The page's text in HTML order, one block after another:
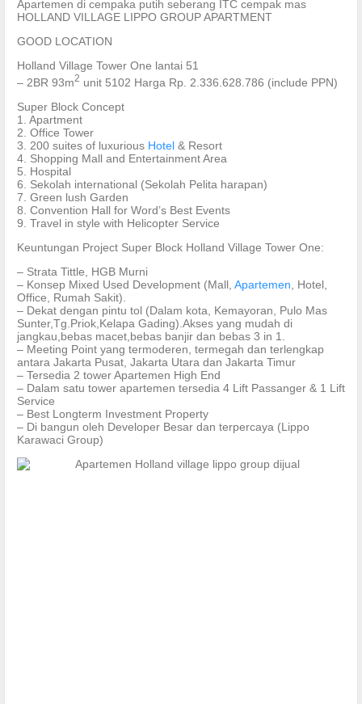
Apartemen di cempaka putih seberang ITC cempak mas
HOLLAND VILLAGE LIPPO GROUP APARTMENT
GOOD LOCATION
Holland Village Tower One lantai 51
– 2BR 93m2 unit 5102 Harga Rp. 2.336.628.786 (include PPN)
Super Block Concept
1. Apartment
2. Office Tower
3. 200 suites of luxurious Hotel & Resort
4. Shopping Mall and Entertainment Area
5. Hospital
6. Sekolah international (Sekolah Pelita harapan)
7. Green lush Garden
8. Convention Hall for Word’s Best Events
9. Travel in style with Helicopter Service
Keuntungan Project Super Block Holland Village Tower One:
– Strata Tittle, HGB Murni
– Konsep Mixed Used Development (Mall, Apartemen , Hotel,
Office, Rumah Sakit).
– Dekat dengan pintu tol (Dalam kota, Kemayoran, Pulo Mas
Sunter,Tg.Priok,Kelapa Gading).Akses yang mudah di
jangkau,bebas macet,bebas banjir dan bebas 3 in 1.
– Meeting Point yang termoderen, termegah dan terlengkap
antara Jakarta Pusat, Jakarta Utara dan Jakarta Timur
– Tersedia 2 tower Apartemen High End
– Dalam satu tower apartemen tersedia 4 Lift Passanger & 1 Lift
Service
– Best Longterm Investment Property
– Di bangun oleh Developer Besar dan terpercaya (Lippo
Karawaci Group)